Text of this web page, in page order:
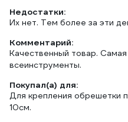
Недостатки:
Их нет. Тем более за эти
Комментарий:
Качественный товар. Самая
всеинструменты.
Покупал(а) для:
Для крепления обрешетки
10см.